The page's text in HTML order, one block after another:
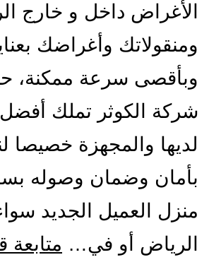
الأغراض داخل و خارج
ومنقولاتك وأغراضك
وبأقصى سرعة ممكنة،
شركة الكوثر تملك أفضل
لديها والمجهزة خصيصا
بأمان وضمان وصوله
منزل العميل الجديد
الرياض أو في… متابعة